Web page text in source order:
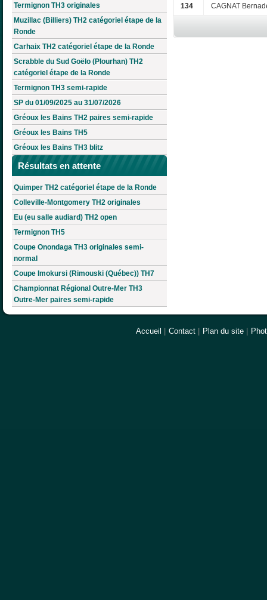
Termignon TH3 originales
Muzillac (Billiers) TH2 catégoriel étape de la
Ronde
Carhaix TH2 catégoriel étape de la Ronde
Scrabble du Sud Goëlo (Plourhan) TH2
catégoriel étape de la Ronde
Termignon TH3 semi-rapide
SP du 01/09/2025 au 31/07/2026
Gréoux les Bains TH2 paires semi-rapide
Gréoux les Bains TH5
Gréoux les Bains TH3 blitz
Résultats en attente
Quimper TH2 catégoriel étape de la Ronde
Colleville-Montgomery TH2 originales
Eu (eu salle audiard) TH2 open
Termignon TH5
Coupe Onondaga TH3 originales semi-
normal
Coupe Imokursi (Rimouski (Québec)) TH7
Championnat Régional Outre-Mer TH3
Outre-Mer paires semi-rapide
134 CAGNAT
Accueil Contact Plan du site